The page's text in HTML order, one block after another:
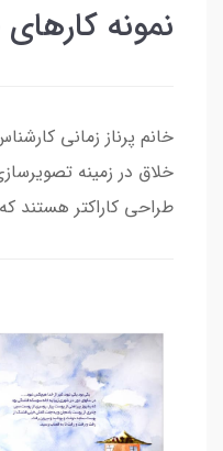
نمونه کارهای
خانم پرناز زمانی
خلاق در زمینه
طراحی کاراکتر هستند